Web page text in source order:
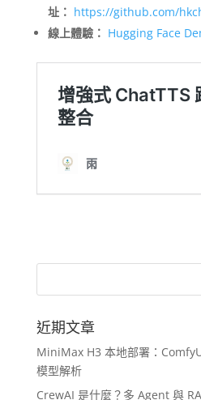
址： https://github.com/
線上體驗： Hugging Face
近期文章
MiniMax H3 本地部署：
模型解析
CrewAI 是什麼？多 Agent 與